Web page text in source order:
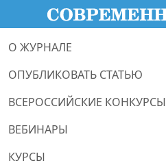
О ЖУРНАЛЕ
ОПУБЛИКОВАТЬ СТАТЬЮ
ВСЕРОССИЙСКИЕ КОНКУРСЫ
ВЕБИНАРЫ
КУРСЫ